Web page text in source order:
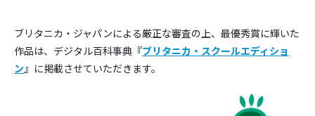
ブリタニカ・ジャパンによる厳正な審査の上、最優秀賞に輝いた
作品は、デジタル百科事典『ブリタニカ・スクールエディショ
ン』に掲載させていただきます。